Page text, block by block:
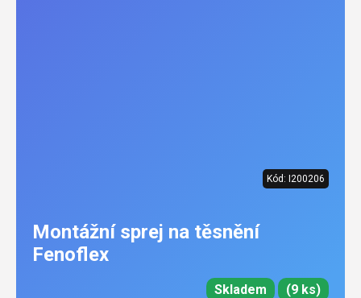
Kód: I200206
Montážní sprej na těsnění
Fenoflex
Skladem (9 ks)